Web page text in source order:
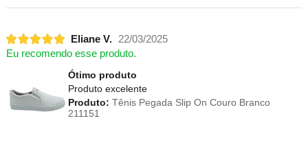
Eliane V.
22/03/2025
Eu recomendo esse produto.
Ótimo produto
Produto excelente
Produto: Tênis Pegada Slip On Couro Branco
211151